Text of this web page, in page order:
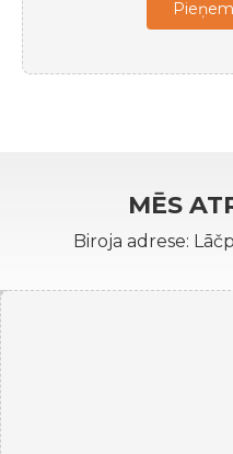
MĒS
Biroja adrese: